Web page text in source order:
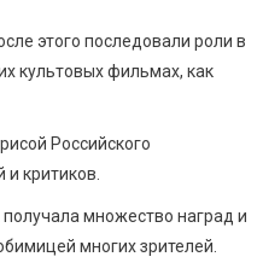
этого последовали роли в
культовых фильмах, как
Российского
критиков.
множество наград и
многих зрителей.